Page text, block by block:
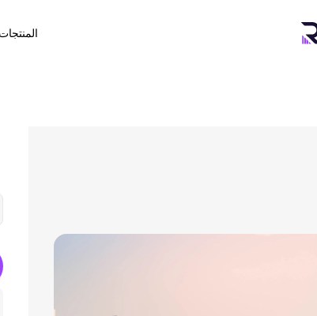
المنتجات